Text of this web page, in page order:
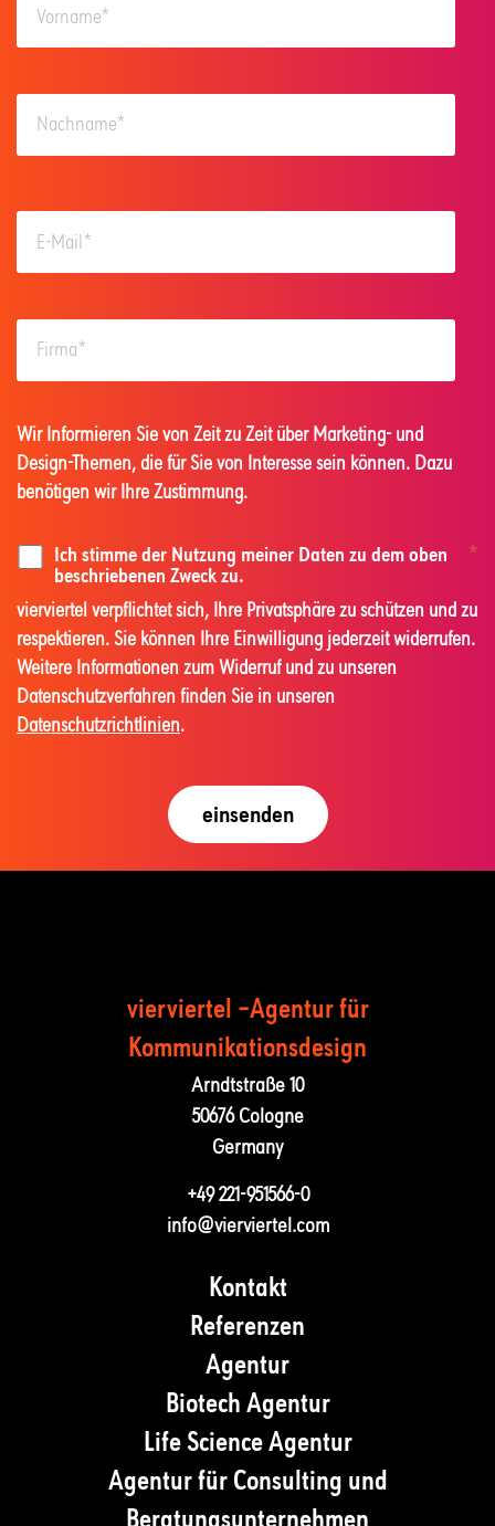
Wir Informieren Sie von Zeit zu Zeit über Marketing- und
Design-Themen, die für Sie von Interesse sein können. Dazu
benötigen wir Ihre Zustimmung.
Ich stimme der Nutzung meiner Daten zu dem oben
beschriebenen Zweck zu.
*
vierviertel verpflichtet sich, Ihre Privatsphäre zu schützen und zu
respektieren. Sie können Ihre Einwilligung jederzeit widerrufen.
Weitere Informationen zum Widerruf und zu unseren
Datenschutzverfahren finden Sie in unseren
Datenschutzrichtlinien.
vierviertel –Agentur für
Kommunika­tions­design
Arndtstraße 10
50676 Cologne
Germany
+49 221-951566-0
info@vierviertel.com
Kontakt
Referenzen
Agentur
Biotech Agentur
Life Science Agentur
Agentur für Consulting und
Beratungsunternehmen